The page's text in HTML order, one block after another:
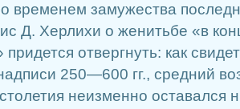
временем замужества
Д. Херлихи о женитьбе «в
придется отвергнуть: как
250—600 гг., средний
неизменно оставался